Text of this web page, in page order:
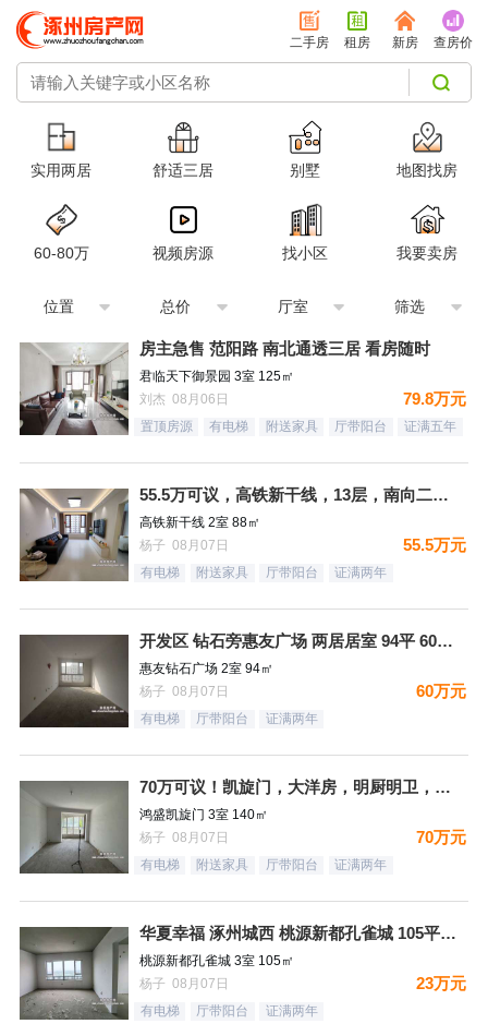
二手房 租房 新房 查房价
实用两居 舒适三居 别墅 地图找房
60-80万 视频房源 找小区 我要卖房
位置 总价 厅室 筛选
房主急售 范阳路 南北通透三居 看房随时
君临天下御景园 3室 125㎡
刘杰 08月06日
79.8万元
置顶房源 有电梯 附送家具 厅带阳台 证满五年
55.5万可议，高铁新干线，13层，南向二居，精装未住，满二
高铁新干线 2室 88㎡
杨子 08月07日
55.5万元
有电梯 附送家具 厅带阳台 证满两年
开发区 钻石旁惠友广场 两居居室 94平 60万 毛坯 房本
惠友钻石广场 2室 94㎡
杨子 08月07日
60万元
有电梯 厅带阳台 证满两年
70万可议！凯旋门，大洋房，明厨明卫，三居双卫，满二，140
鸿盛凯旋门 3室 140㎡
杨子 08月07日
70万元
有电梯 附送家具 厅带阳台 证满两年
华夏幸福 涿州城西 桃源新都孔雀城 105平 23万 毛坯满
桃源新都孔雀城 3室 105㎡
杨子 08月07日
23万元
有电梯 厅带阳台 证满两年